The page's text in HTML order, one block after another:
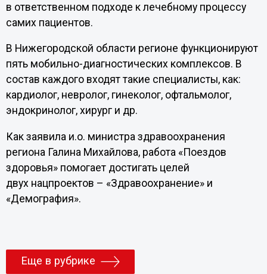
в ответственном подходе к лечебному процессу
самих пациентов.
В Нижегородской области регионе функционируют
пять мобильно-диагностических комплексов. В
состав каждого входят такие специалисты, как:
кардиолог, невролог, гинеколог, офтальмолог,
эндокринолог, хирург и др.
Как заявила и.о. министра здравоохранения
региона Галина Михайлова, работа «Поездов
здоровья» помогает достигать целей
двух нацпроектов – «Здравоохранение» и
«Демография».
Еще в рубрике